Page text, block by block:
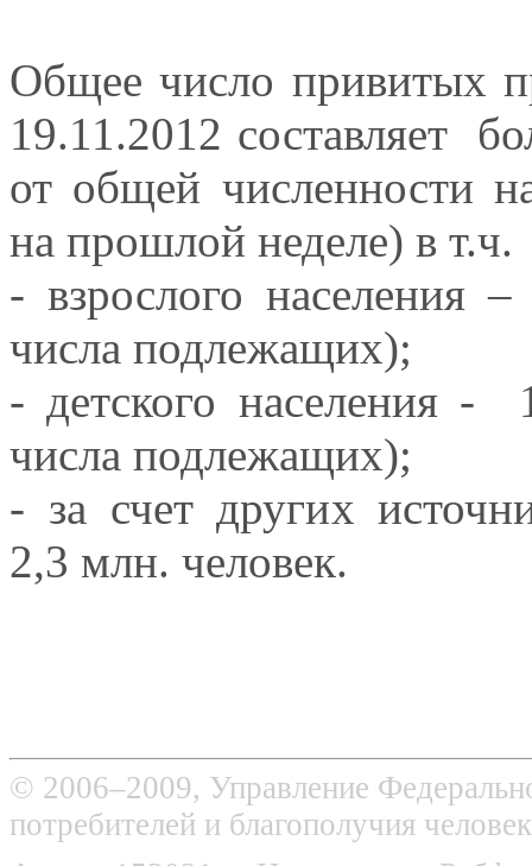
Общее число привитых
19.11.2012 составляет
от общей численности
на прошлой неделе) в т.ч.
- взрослого населения
числа подлежащих);
- детского населения
числа подлежащих);
- за счет других
2,3 млн. человек.
© 2006–2009, Управление
потребителей и благополучия